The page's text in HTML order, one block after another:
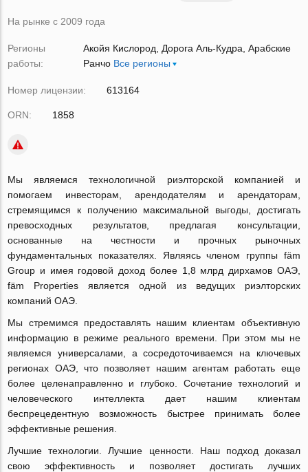
На рынке с 2009 года
Регионы
работы:
Акойя Кислород Дорога Аль-Кудра Арабские
Ранчо Все регионы
Номер лицензии: 613164
ORN: 1858
Мы являемся технологичной риэлторской компанией и
помогаем инвесторам, арендодателям и арендаторам,
стремящимся к получению максимальной выгоды, достигать
превосходных результатов, предлагая консультации,
основанные на честности и прочных рыночных
фундаментальных показателях. Являясь членом группы fäm
Group и имея годовой доход более 1,8 млрд дирхамов ОАЭ,
fäm Properties является одной из ведущих риэлторских
компаний ОАЭ.
Мы стремимся предоставлять нашим клиентам объективную
информацию в режиме реального времени. При этом мы не
являемся универсалами, а сосредоточиваемся на ключевых
регионах ОАЭ, что позволяет нашим агентам работать еще
более целенаправленно и глубоко. Сочетание технологий и
человеческого интеллекта дает нашим клиентам
беспрецедентную возможность быстрее принимать более
эффективные решения.
Лучшие технологии. Лучшие ценности. Наш подход доказал
свою эффективность и позволяет достигать лучших